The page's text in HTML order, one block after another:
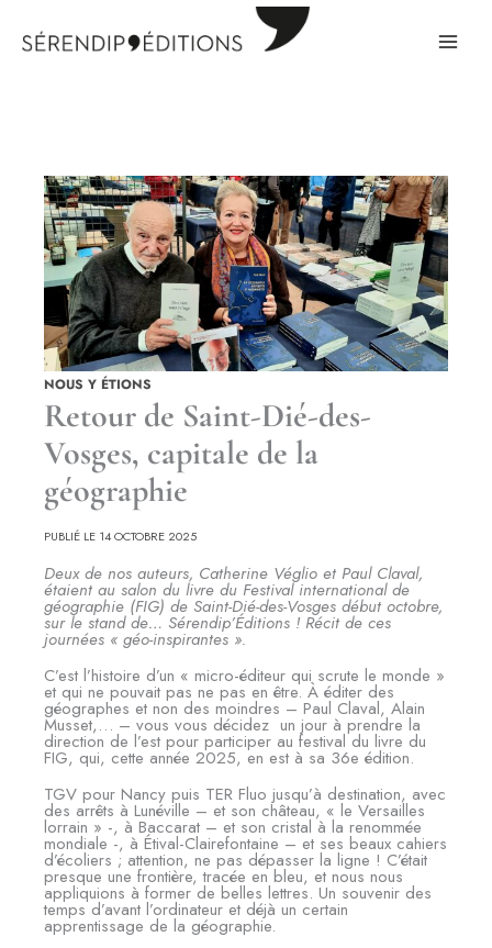
NOUS Y ÉTIONS
Retour de Saint-Dié-des-
Vosges, capitale de la
géographie
PUBLIÉ LE 14 OCTOBRE 2025
Deux de nos auteurs, Catherine Véglio et Paul Claval,
étaient au salon du livre du Festival international de
géographie (FIG) de Saint-Dié-des-Vosges début octobre,
sur le stand de… Sérendip’Éditions ! Récit de ces
journées « géo-inspirantes ».
C’est l’histoire d’un « micro-éditeur qui scrute le monde »
et qui ne pouvait pas ne pas en être. À éditer des
géographes et non des moindres – Paul Claval, Alain
Musset,… – vous vous décidez un jour à prendre la
direction de l’est pour participer au festival du livre du
FIG, qui, cette année 2025, en est à sa 36e édition.
TGV pour Nancy puis TER Fluo jusqu’à destination, avec
des arrêts à Lunéville – et son château, « le Versailles
lorrain » -, à Baccarat – et son cristal à la renommée
mondiale -, à Étival-Clairefontaine – et ses beaux cahiers
d’écoliers ; attention, ne pas dépasser la ligne ! C’était
presque une frontière, tracée en bleu, et nous nous
appliquions à former de belles lettres. Un souvenir des
temps d’avant l’ordinateur et déjà un certain
apprentissage de la géographie.